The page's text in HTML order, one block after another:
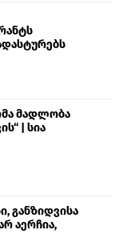
მადლობა
| სია
განზიდვისა
აერჩია,